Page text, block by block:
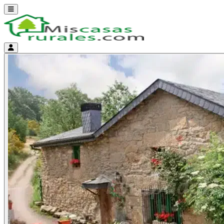
Abrir menú
Menú de cuenta